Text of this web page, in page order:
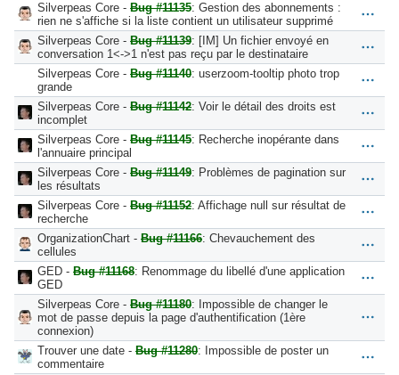
Silverpeas Core - Bug #11135: Gestion des abonnements :
rien ne s'affiche si la liste contient un utilisateur supprimé
Silverpeas Core - Bug #11139: [IM] Un fichier envoyé en
conversation 1<->1 n'est pas reçu par le destinataire
Silverpeas Core - Bug #11140: userzoom-tooltip photo trop
grande
Silverpeas Core - Bug #11142: Voir le détail des droits est
incomplet
Silverpeas Core - Bug #11145: Recherche inopérante dans
l'annuaire principal
Silverpeas Core - Bug #11149: Problèmes de pagination sur
les résultats
Silverpeas Core - Bug #11152: Affichage null sur résultat de
recherche
OrganizationChart - Bug #11166: Chevauchement des
cellules
GED - Bug #11168: Renommage du libellé d'une application
GED
Silverpeas Core - Bug #11180: Impossible de changer le
mot de passe depuis la page d'authentification (1ère
connexion)
Trouver une date - Bug #11280: Impossible de poster un
commentaire